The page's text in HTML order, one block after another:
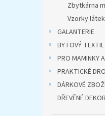
Zbytkárna
Vzorky látek
GALANTERIE
BYTOVÝ TEXTIL
PRO MAMINKY
PRAKTICKÉ
DÁRKOVÉ
DŘEVĚNÉ